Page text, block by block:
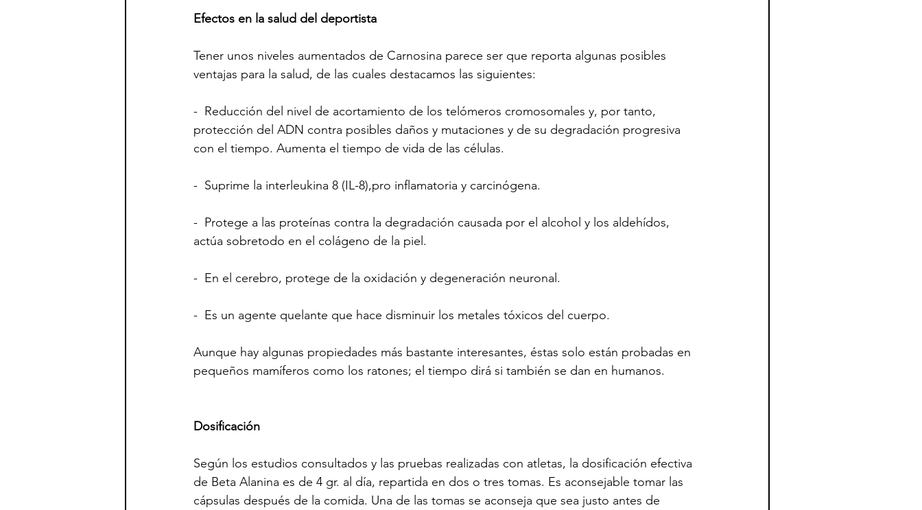
Efectos en la salud del deportista
Tener unos niveles aumentados de Carnosina parece ser que reporta algunas posibles
ventajas para la salud, de las cuales destacamos las siguientes:
-  Reducción del nivel de acortamiento de los telómeros cromosomales y, por tanto,
protección del ADN contra posibles daños y mutaciones y de su degradación progresiva
con el tiempo. Aumenta el tiempo de vida de las células.
-  Suprime la interleukina 8 (IL-8),pro inflamatoria y carcinógena.
-  Protege a las proteínas contra la degradación causada por el alcohol y los aldehídos,
actúa sobretodo en el colágeno de la piel.
-  En el cerebro, protege de la oxidación y degeneración neuronal.
-  Es un agente quelante que hace disminuir los metales tóxicos del cuerpo.
Aunque hay algunas propiedades más bastante interesantes, éstas solo están probadas en
pequeños mamíferos como los ratones; el tiempo dirá si también se dan en humanos.
Dosificación
Según los estudios consultados y las pruebas realizadas con atletas, la dosificación efectiva
de Beta Alanina es de 4 gr. al día, repartida en dos o tres tomas. Es aconsejable tomar las
cápsulas después de la comida. Una de las tomas se aconseja que sea justo antes de